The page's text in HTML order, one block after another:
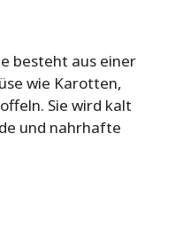
besteht aus einer
wie Karotten,
Sie wird kalt
und nahrhafte